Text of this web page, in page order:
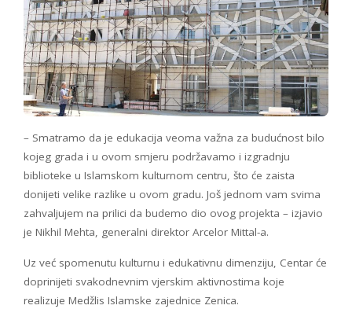
– Smatramo da je edukacija veoma važna za budućnost bilo
kojeg grada i u ovom smjeru podržavamo i izgradnju
biblioteke u Islamskom kulturnom centru, što će zaista
donijeti velike razlike u ovom gradu. Još jednom vam svima
zahvaljujem na prilici da budemo dio ovog projekta – izjavio
je Nikhil Mehta, generalni direktor Arcelor Mittal-a.
Uz već spomenutu kulturnu i edukativnu dimenziju, Centar će
doprinijeti svakodnevnim vjerskim aktivnostima koje
realizuje Medžlis Islamske zajednice Zenica.